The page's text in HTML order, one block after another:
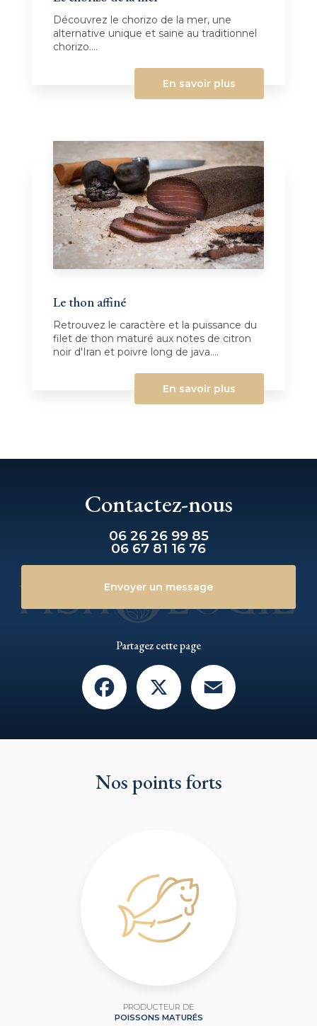
Découvrez le chorizo de la mer, une
alternative unique et saine au traditionnel
chorizo....
En savoir plus
Le thon affiné
Retrouvez le caractère et la puissance du
filet de thon maturé aux notes de citron
noir d'Iran et poivre long de java....
En savoir plus
Contactez-nous
06 26 26 99 85
06 67 81 16 76
Envoyer un message
Partagez cette page
Facebook
Nos points forts
PRODUCTEUR DE
POISSONS MATURÉS